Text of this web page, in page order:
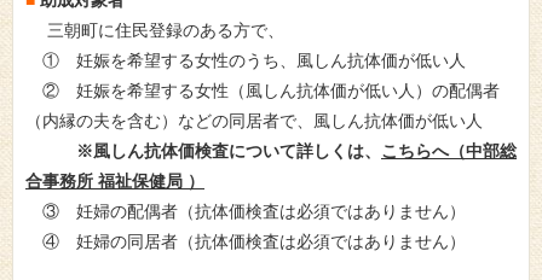
三朝町に住民登録のある方で、
① 妊娠を希望する女性のうち、風しん抗体価が低い人
② 妊娠を希望する女性（風しん抗体価が低い人）の配偶者
（内縁の夫を含む）などの同居者で、風しん抗体価が低い人
※風しん抗体価検査について詳しくは、 こちらへ（中部総
合事務所 福祉保健局 ）
③ 妊婦の配偶者（抗体価検査は必須ではありません）
④ 妊婦の同居者（抗体価検査は必須ではありません）